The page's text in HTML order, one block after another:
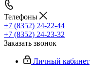
Телефоны
+7 (8352) 24-22-44
+7 (8352) 24-23-32
Заказать звонок
Личный кабинет